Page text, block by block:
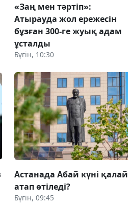
«Заң мен тәртіп»:
Атырауда жол ережесін
бұзған 300-ге жуық адам
ұсталды
Бүгін, 10:30
Астанада Абай күні қалай
атап өтіледі?
Бүгін, 09:45